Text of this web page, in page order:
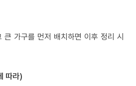
큰 가구를 먼저 배치하면 이후 정리 시
따라)